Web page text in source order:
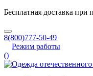
Бесплатная доставка при
8(800)777-50-49
Режим работы
()